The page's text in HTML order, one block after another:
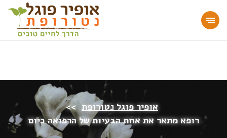
מעוניינים להעמיק או להתחיל דרך חיים בריאה?
הצטרפו לאתר!
אופיר פוגל נטורופת >>
רופא מתאר את אחת הבעיות של הרפואה כיום